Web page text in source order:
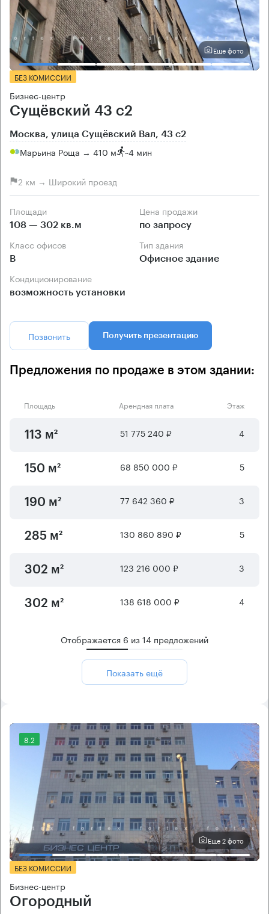
Еще фото
БЕЗ КОМИССИИ
Бизнес-центр
Сущёвский 43 с2
Москва, улица Сущёвский Вал, 43 с2
Марьина Роща → 410 м ~4 мин
2 км → Широкий проезд
Площади
108 — 302 кв.м
Цена продажи
по запросу
Класс офисов
B
Тип здания
Офисное здание
Кондиционирование
возможность установки
Позвонить Получить презентацию
Предложения по продаже в этом здании:
Площадь Арендная плата Этаж
113 м² 51 775 240 ₽ 4
150 м² 68 850 000 ₽ 5
190 м² 77 642 360 ₽ 3
285 м² 130 860 890 ₽ 5
302 м² 123 216 000 ₽ 3
302 м² 138 618 000 ₽ 4
Отображается 6 из14 предложений
Показать ещё
8.2
Еще 2 фото
БЕЗ КОМИССИИ
Бизнес-центр
Огородный